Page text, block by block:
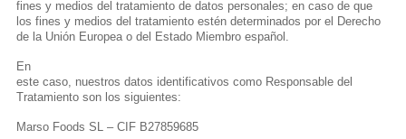
fines y medios del tratamiento de datos personales; en caso de que
los fines y medios del tratamiento estén determinados por el Derecho
de la Unión Europea o del Estado Miembro español.
En
este caso, nuestros datos identificativos como Responsable del
Tratamiento son los siguientes:
Marso Foods SL – CIF B27859685